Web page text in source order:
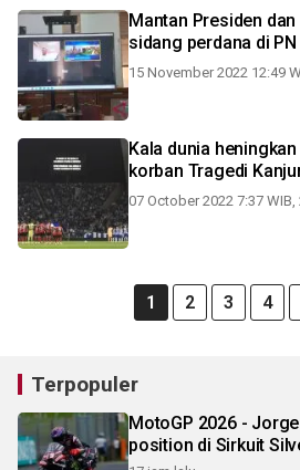
Mantan Presiden
sidang perdana di
15 November 2022 12:49
Kala dunia
korban Tragedi
07 October 2022 7:37 WIB,
1 2 3 4
Terpopuler
MotoGP 2026 -
position di